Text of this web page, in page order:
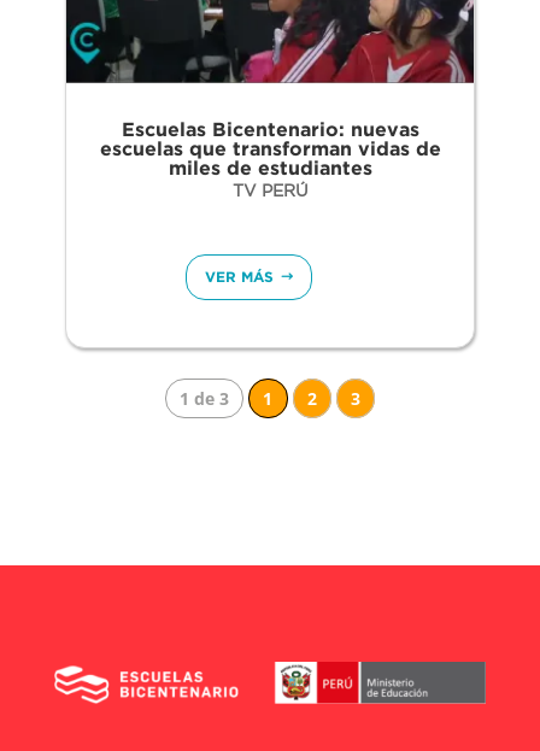
Escuelas Bicentenario: nuevas
escuelas que transforman vidas de
miles de estudiantes
TV PERÚ
VER MÁS
1 de 3 1 2 3